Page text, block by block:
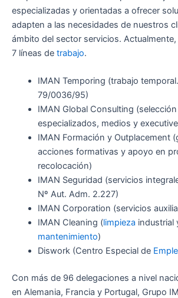
especializadas y orientadas a ofrecer
adapten a las necesidades de nuestros
ámbito del sector servicios.
7 líneas de trabajo.
IMAN Temporing (trabajo
79/0036/95)
IMAN Global Consulting
especializados, medios y
IMAN Formación y Outplacement
acciones formativas y apoyo en
recolocación)
IMAN Seguridad (servicios
Nº Aut. Adm. 2.227)
IMAN Corporation (servicios
IMAN Cleaning (limpieza industrial
mantenimiento)
Diswork (Centro Especial de
Con más de 96 delegaciones a nivel
en Alemania, Francia y Portugal, Grupo